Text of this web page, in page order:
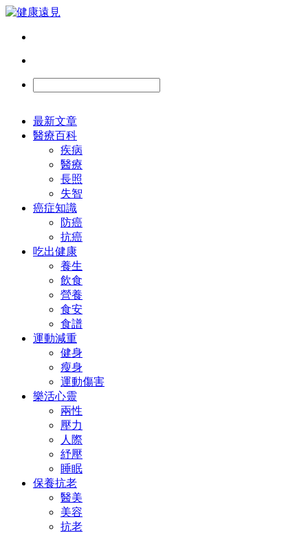
最新文章
醫療百科
疾病
醫療
長照
失智
癌症知識
防癌
抗癌
吃出健康
養生
飲食
營養
食安
食譜
運動減重
健身
瘦身
運動傷害
樂活心靈
兩性
壓力
人際
紓壓
睡眠
保養抗老
醫美
美容
抗老